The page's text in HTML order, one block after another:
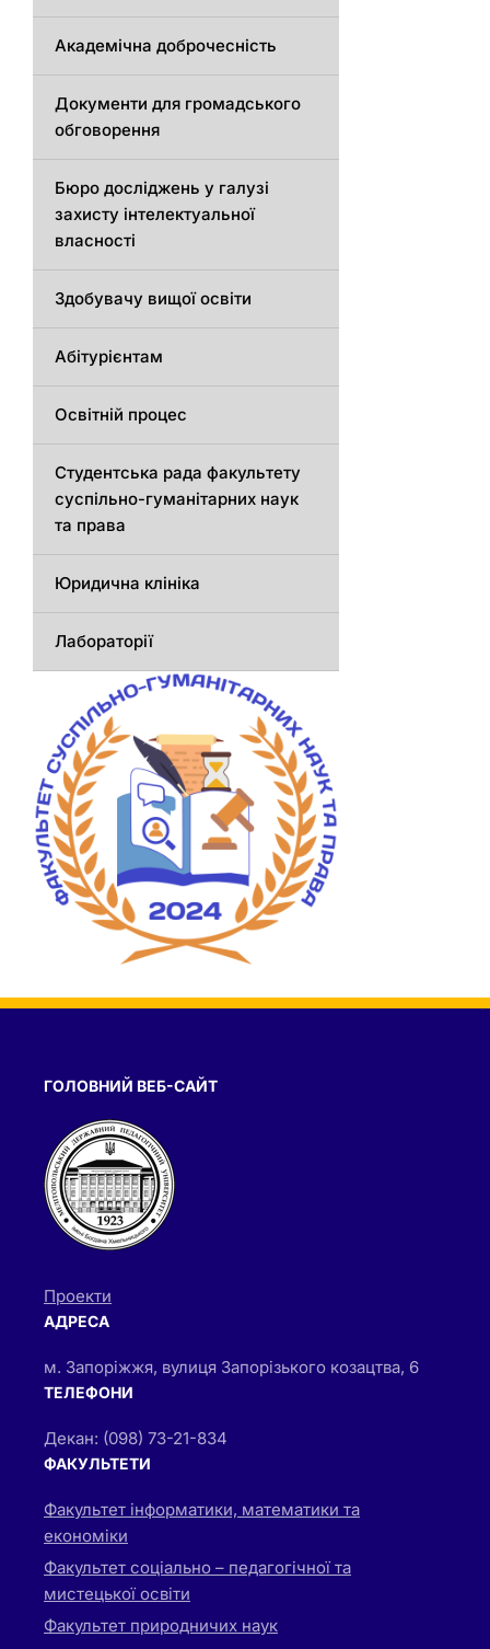
Академічна доброчесність
Документи для громадського
обговорення
Бюро досліджень у галузі
захисту інтелектуальної
власності
Здобувачу вищої освіти
Абітурієнтам
Освітній процес
Студентська рада факультету
суспільно-гуманітарних наук
та права
Юридична клініка
Лабораторії
ГОЛОВНИЙ ВЕБ-САЙТ
Проекти
АДРЕСА
м. Запоріжжя, вулиця Запорізького козацтва, 6
ТЕЛЕФОНИ
Декан: (098) 73-21-834
ФАКУЛЬТЕТИ
Факультет інформатики, математики та
економіки
Факультет соціально – педагогічної та
мистецької освіти
Факультет природничих наук